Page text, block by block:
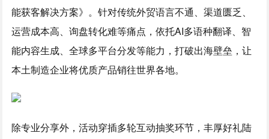
能获客解决方案》。针对传统外贸语言不通、渠道匮乏、
运营成本高、询盘转化难等痛点，依托AI多语种翻译、智
能内容生成、全球多平台分发等能力，打破出海壁垒，让
本土制造企业将优质产品销往世界各地。
除专业分享外，活动穿插多轮互动抽奖环节，丰厚好礼陆